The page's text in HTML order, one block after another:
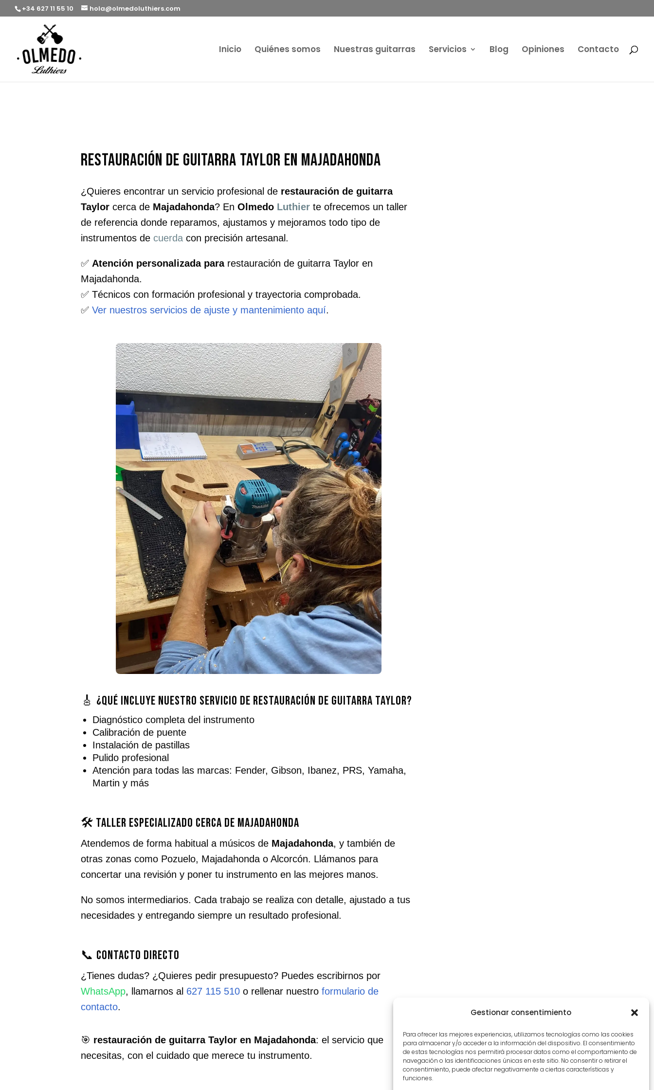
Gestionar consentimiento
Para ofrecer las mejores experiencias, utilizamos tecnologías como las cookies
para almacenar y/o acceder a la información del dispositivo. El consentimiento
de estas tecnologías nos permitirá procesar datos como el comportamiento de
navegación o las identificaciones únicas en este sitio. No consentir o retirar el
consentimiento, puede afectar negativamente a ciertas características y
funciones.
+34 627 11 55 10 hola@olmedoluthiers.com
Inicio Quiénes somos Nuestras guitarras Servicios Blog Opiniones Contacto
restauración de guitarra Taylor en Majadahonda
¿Quieres encontrar un servicio profesional de restauración de guitarra
Taylor cerca de Majadahonda? EnOlmedo Luthier te ofrecemos un taller
de referencia donde reparamos, ajustamos y mejoramos todo tipo de
instrumentos de cuerda con precisión artesanal.
✅ Atención personalizada pararestauración de guitarra Taylor en
Majadahonda.
✅ Técnicos con formación profesional y trayectoria comprobada.
✅Ver nuestros servicios de ajuste y mantenimiento aquí.
🎸 ¿Qué incluye nuestro servicio de restauración de guitarra Taylor?
Diagnóstico completa del instrumento
Calibración de puente
Instalación de pastillas
Pulido profesional
Atención para todas las marcas: Fender, Gibson, Ibanez, PRS, Yamaha,
Martin y más
🛠️ Taller especializado cerca de Majadahonda
Atendemos de forma habitual a músicos de Majadahonda, y también de
otras zonas como Pozuelo, Majadahonda o Alcorcón. Llámanos para
concertar una revisión y poner tu instrumento en las mejores manos.
No somos intermediarios. Cada trabajo se realiza con detalle, ajustado a tus
necesidades y entregando siempre un resultado profesional.
📞 Contacto directo
¿Tienes dudas? ¿Quieres pedir presupuesto? Puedes escribirnos por
WhatsApp, llamarnos al 627 115 510 o rellenar nuestroformulario de
contacto.
🎯 restauración de guitarra Taylor en Majadahonda: el servicio que
necesitas, con el cuidado que merece tu instrumento.